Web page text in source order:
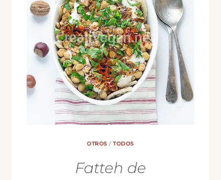
OTROS /TODOS
Fatteh de